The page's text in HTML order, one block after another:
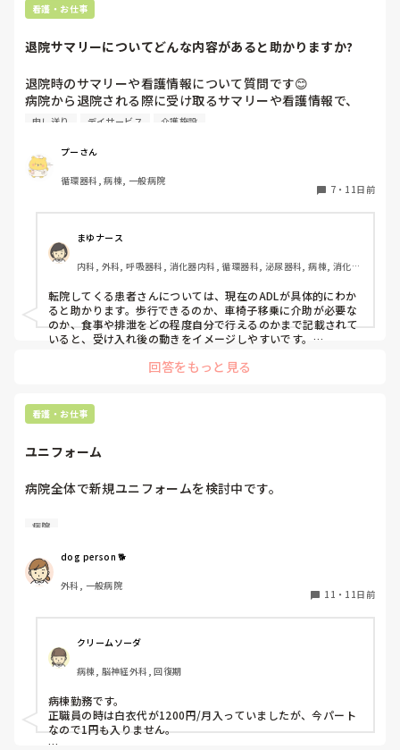
みなさん、旦那さんは理解ありますか？分かった上で結婚し
看護・お仕事
退院サマリーについてどんな内容があると助かりますか?
退院時のサマリーや看護情報について質問です😊
病院から退院される際に受け取るサマリーや看護情報で、
「もう少し詳しく知りたかった…」
と思う内容はありますか？
私は心臓血管外科、循環器病院に勤めています。
病院では退院支援の一環として情報提供を行っていますが、
実際に他施設で必要とされている情報との間にギャップがあ
るのではないかと感じています。
今後の退院支援や情報共有の参考にしたいので、皆さんのご
意見をぜひ教えていただけると嬉しいです😊
申し送り デイサービス 介護施設
プーさん
循環器科, 病棟, 一般病院
7・ 11日前
まゆナース
内科, 外科, 呼吸器科, 消化器内科, 循環器科, 泌尿器科, 病棟, 消化器
転院してくる患者さんについては、現在のADLが具体的にわか
ると助かります。歩行できるのか、車椅子移乗に介助が必要な
のか、食事や排泄をどの程度自分で行えるのかまで記載されて
いると、受け入れ後の動きをイメージしやすいです。
また、認知機能や危険行動についても知りたいです。転倒歴、
な物品を準備できます。
普段どのような声かけや対応をしているかまで共有されている
回答をもっと見る
看護・お仕事
ユニフォーム
病院全体で新規ユニフォームを検討中です。
皆さんは、どんなユニフォームで勤務されていますか？
・動きやすい／通気性が良い／おしゃれ／カワイイ…
・業者が洗濯／自分で洗濯…
病院
dog person 🐕
外科, 一般病院
11 ・ 11日前
クリームソーダ
病棟, 脳神経外科, 回復期
病棟勤務です。
正職員の時は白衣代が1200円/月入っていましたが、今パート
なので1円も入りません。